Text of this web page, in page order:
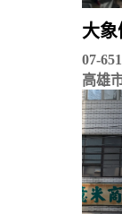
大象
07-
高雄